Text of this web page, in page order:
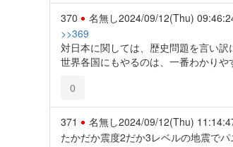
370 名無し2024/09/12(Thu)
>>369
対日本に関しては、歴史問題を言い
世界各国にもやるのは、一番わかり
0
371 名無し2024/09/12(Thu)
たかだか震度2だか3レベルの地震で